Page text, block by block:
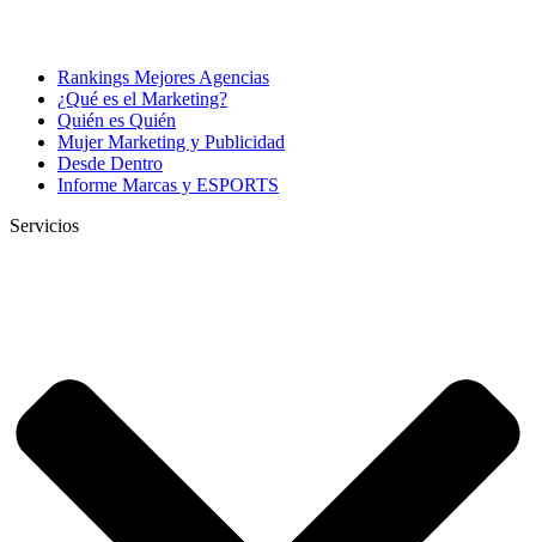
Rankings Mejores Agencias
¿Qué es el Marketing?
Quién es Quién
Mujer Marketing y Publicidad
Desde Dentro
Informe Marcas y ESPORTS
Servicios